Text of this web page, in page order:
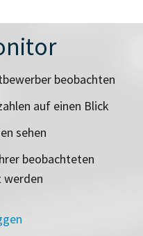
beobachten
auf einen Blick
sehen
beobachteten